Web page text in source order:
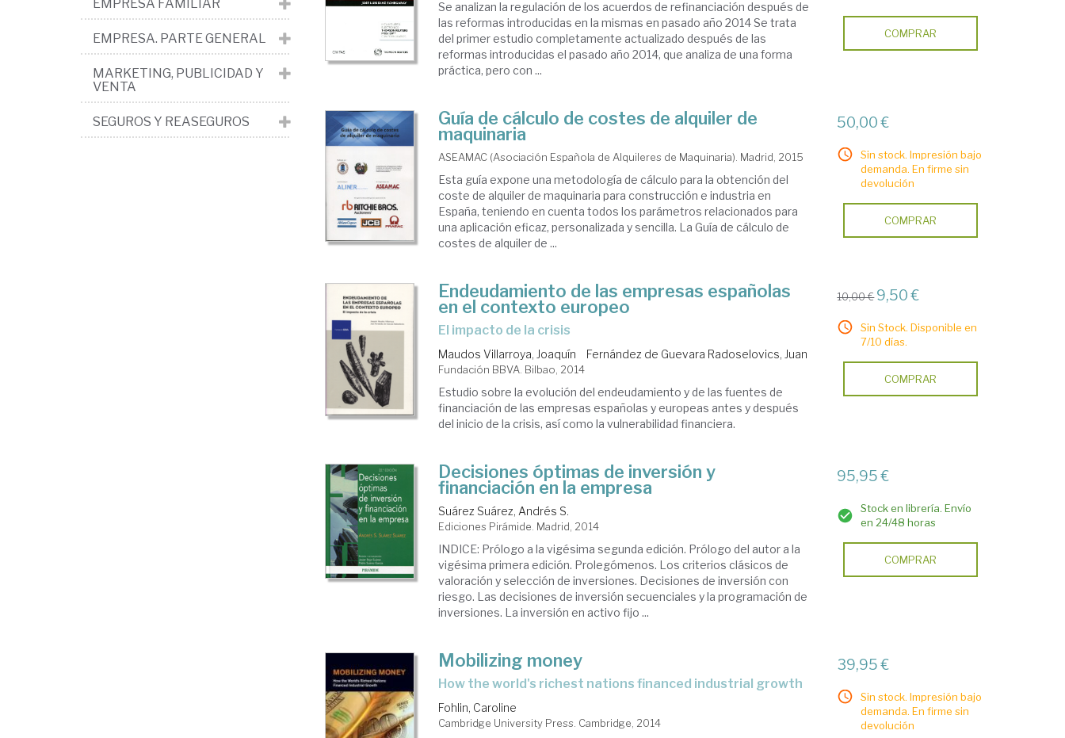
financiación
la
Se analizan la regulación de los acuerdos de refinanciación después de
las reformas introducidas en la mismas en pasado año 2014 Se trata
del primer estudio completamente actualizado después de las
reformas introducidas el pasado año 2014, que analiza de una forma
práctica, pero con ...
COMPRAR
Guía de cálculo de costes de alquiler de
maquinaria
ASEAMAC (Asociación Española de Alquileres de Maquinaria). Madrid, 2015
Esta guía expone una metodología de cálculo para la obtención del
coste de alquiler de maquinaria para construcción e industria en
España, teniendo en cuenta todos los parámetros relacionados para
una aplicación eficaz, personalizada y sencilla. La Guía de cálculo de
costes de alquiler de ...
50,00 €
Sin stock. Impresión bajo
demanda. En firme sin
devolución
COMPRAR
Endeudamiento de las empresas españolas
en el contexto europeo
el impacto de la crisis
Maudos Villarroya, Joaquín Fernández de Guevara Radoselovics, Juan
Fundación BBVA. Bilbao, 2014
Estudio sobre la evolución del endeudamiento y de las fuentes de
financiación de las empresas españolas y europeas antes y después
del inicio de la crisis, así como la vulnerabilidad financiera.
10,00 € 9,50 €
Sin Stock. Disponible en
7/10 días.
COMPRAR
Decisiones óptimas de inversión y
financiación en la empresa
Suárez Suárez, Andrés S.
Ediciones Pirámide. Madrid, 2014
INDICE: Prólogo a la vigésima segunda edición. Prólogo del autor a la
vigésima primera edición. Prolegómenos. Los criterios clásicos de
valoración y selección de inversiones. Decisiones de inversión con
riesgo. Las decisiones de inversión secuenciales y la programación de
inversiones. La inversión en activo fijo ...
95,95 €
Stock en librería. Envío
en 24/48 horas
COMPRAR
Mobilizing money
how the world's richest nations financed industrial growth
Fohlin, Caroline
Cambridge University Press. Cambridge, 2014
39,95 €
Sin stock. Impresión bajo
demanda. En firme sin
devolución
EMPRESA FAMILIAR
EMPRESA. PARTE GENERAL
MARKETING, PUBLICIDAD Y
VENTA
SEGUROS Y REASEGUROS